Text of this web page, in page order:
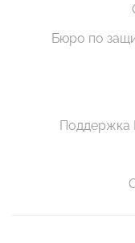
Бюро по
Поддержка